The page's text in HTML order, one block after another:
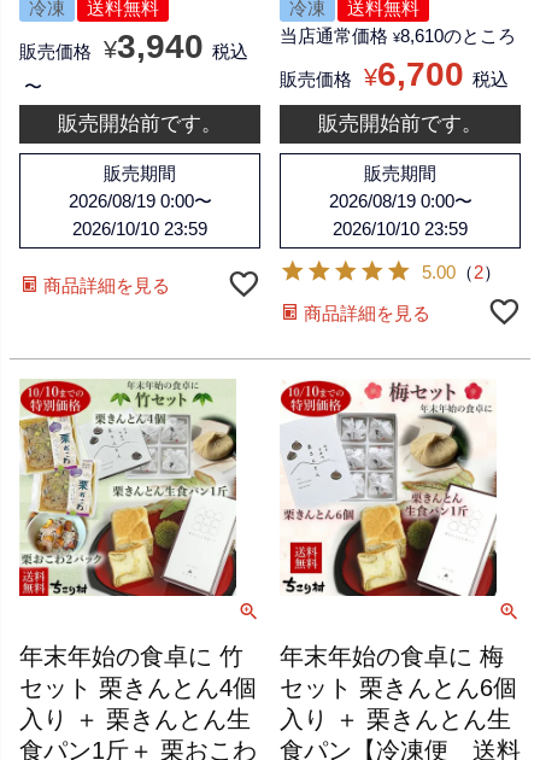
冷凍
送料無料
販売価格 ¥3,940 税込
〜
販売開始前です。
販売期間
2026/08/19 0:00〜
2026/10/10 23:59
商品詳細を見る
冷凍
送料無料
当店通常価格 ¥8,610のところ
販売価格 ¥6,700 税込
販売開始前です。
販売期間
2026/08/19 0:00〜
2026/10/10 23:59
5.00 （2）
商品詳細を見る
年末年始の食卓に 竹
セット 栗きんとん4個
入り ＋ 栗きんとん生
食パン1斤＋ 栗おこわ
年末年始の食卓に 梅
セット 栗きんとん6個
入り ＋ 栗きんとん生
食パン【冷凍便 送料